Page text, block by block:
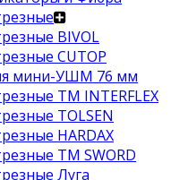
BIVOL
CUTOP
мини-УШМ 76 мм
ТМ INTERFLEX
TOLSEN
HARDAX
ТМ SWORD
Луга